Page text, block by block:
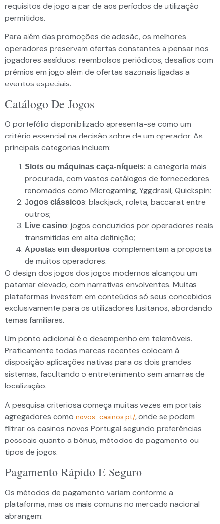
requisitos de jogo a par de aos períodos de utilização
permitidos.
Para além das promoções de adesão, os melhores
operadores preservam ofertas constantes a pensar nos
jogadores assíduos: reembolsos periódicos, desafios com
prémios em jogo além de ofertas sazonais ligadas a
eventos especiais.
Catálogo De Jogos
O portefólio disponibilizado apresenta-se como um
critério essencial na decisão sobre de um operador. As
principais categorias incluem:
Slots ou máquinas caça-níqueis: a categoria mais
procurada, com vastos catálogos de fornecedores
renomados como Microgaming, Yggdrasil, Quickspin;
Jogos clássicos: blackjack, roleta, baccarat entre
outros;
Live casino: jogos conduzidos por operadores reais
transmitidas em alta definição;
Apostas em desportos: complementam a proposta
de muitos operadores.
O design dos jogos dos jogos modernos alcançou um
patamar elevado, com narrativas envolventes. Muitas
plataformas investem em conteúdos só seus concebidos
exclusivamente para os utilizadores lusitanos, abordando
temas familiares.
Um ponto adicional é o desempenho em telemóveis.
Praticamente todas marcas recentes colocam à
disposição aplicações nativas para os dois grandes
sistemas, facultando o entretenimento sem amarras de
localização.
A pesquisa criteriosa começa muitas vezes em portais
agregadores como novos-casinos.pt/, onde se podem
filtrar os casinos novos Portugal segundo preferências
pessoais quanto a bónus, métodos de pagamento ou
tipos de jogos.
Pagamento Rápido E Seguro
Os métodos de pagamento variam conforme a
plataforma, mas os mais comuns no mercado nacional
abrangem: